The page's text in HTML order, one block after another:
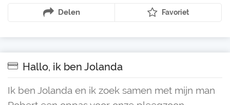
Delen Favoriet
Hallo, ik ben Jolanda
Ik ben Jolanda en ik zoek samen met mijn man